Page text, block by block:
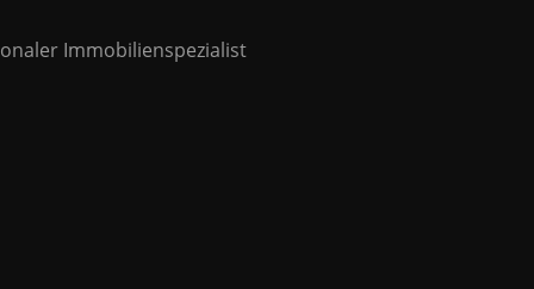
Immobilienspezialist